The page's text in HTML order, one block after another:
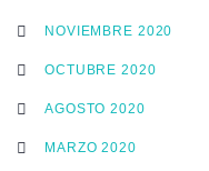
NOVIEMBRE 2020
OCTUBRE 2020
AGOSTO 2020
MARZO 2020